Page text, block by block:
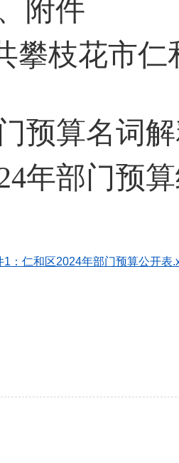
附件
攀枝花市仁
预算名词
年部门预
1：仁和区2024年部门预算公开表